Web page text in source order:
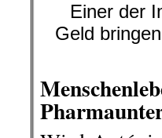
Einer der
Geld